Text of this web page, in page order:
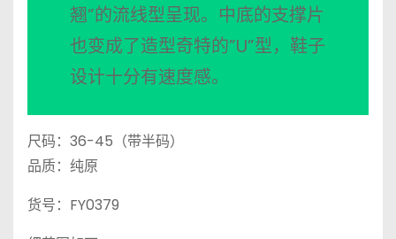
翘”的流线型呈现。中底的支撑片
也变成了造型奇特的”U”型，鞋子
设计十分有速度感。
尺码：36-45（带半码）
品质：纯原
货号：FY0379